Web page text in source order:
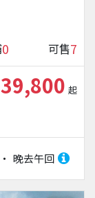
0 可售7
晚去午回
起